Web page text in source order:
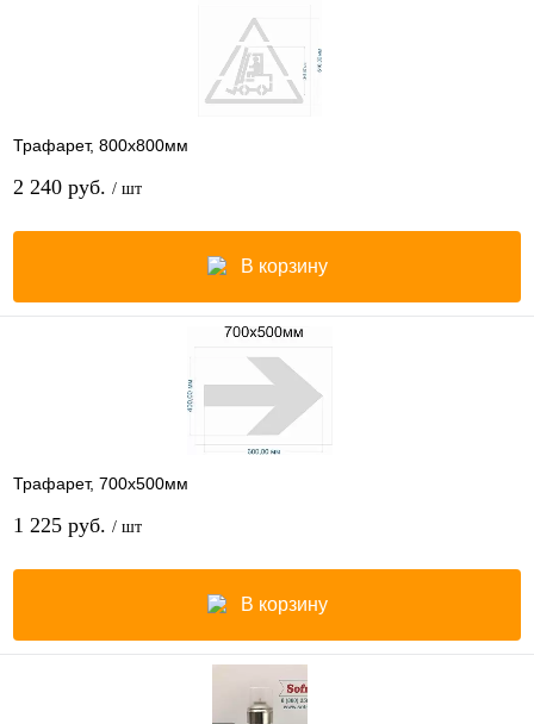
Трафарет, 800х800мм
2 240 руб. / шт
В корзину
Трафарет, 700х500мм
1 225 руб. / шт
В корзину